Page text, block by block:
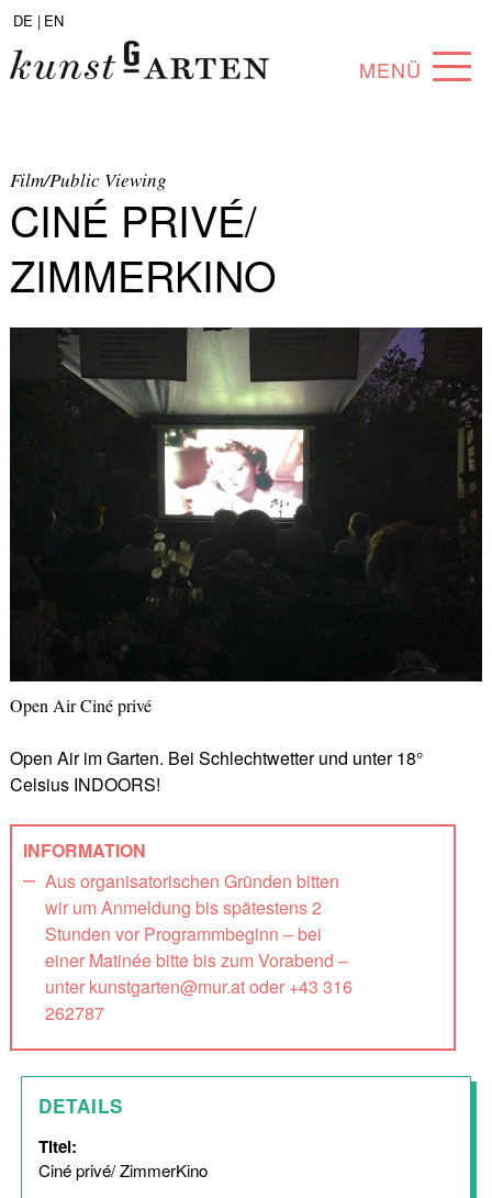
DE | EN
MENÜ
SAMMLUNG
KÜNSTLER*INNEN
PARTNER*INNEN
ANGEBOTE
Film/Public Viewing
CINÉ PRIVÉ/
ZIMMERKINO
Open Air Ciné privé
Open Air im Garten. Bei Schlechtwetter und unter 18°
Celsius INDOORS!
INFORMATION
Aus organisatorischen Gründen bitten
wir um Anmeldung bis spätestens 2
Stunden vor Programmbeginn – bei
einer Matinée bitte bis zum Vorabend –
unter kunstgarten@mur.at oder +43 316
262787
DETAILS
Titel:
Ciné privé/ ZimmerKino